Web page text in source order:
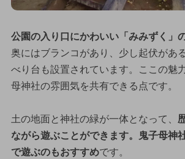
公園の入り口にかわいい「みみずく」
奥にはブランコがあり、少し起伏があ
べり台も設置されています。ここの魅
母神社の雰囲気を共有できる点です。
土の地面と神社の緑が一体となって、
ながら遊ぶことができます。鬼子母神
で遊ぶのもおすすめです。